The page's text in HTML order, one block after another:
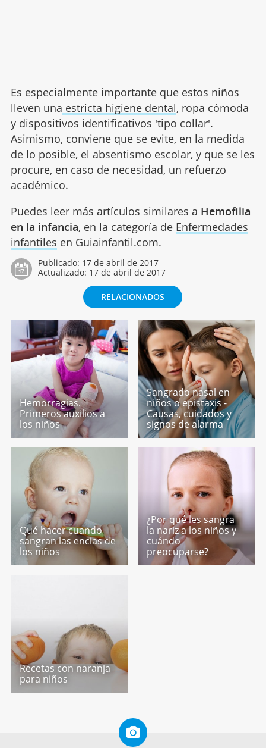
Es especialmente importante que estos niños
lleven una estricta higiene dental, ropa cómoda
y dispositivos identificativos 'tipo collar'.
Asimismo, conviene que se evite, en la medida
de lo posible, el absentismo escolar, y que se les
procure, en caso de necesidad, un refuerzo
académico.
Puedes leer más artículos similares a Hemofilia
en la infancia, en la categoría de Enfermedades
infantiles en Guiainfantil.com.
Publicado: 17 de abril de 2017
Actualizado: 17 de abril de 2017
RELACIONADOS
Hemorragias.
Primeros auxilios a
los niños
Sangrado nasal en
niños o epistaxis -
Causas, cuidados y
signos de alarma
Qué hacer cuando
sangran las encias de
los niños
¿Por qué les sangra
la nariz a los niños y
cuándo
preocuparse?
Recetas con naranja
para niños